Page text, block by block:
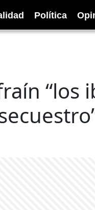
Política